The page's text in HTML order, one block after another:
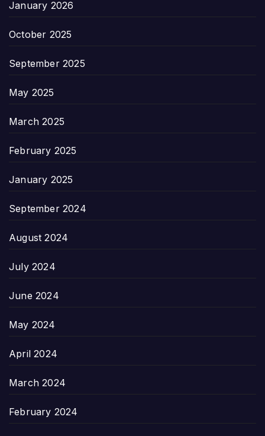
January 2026
October 2025
September 2025
May 2025
March 2025
February 2025
January 2025
September 2024
August 2024
July 2024
June 2024
May 2024
April 2024
March 2024
February 2024